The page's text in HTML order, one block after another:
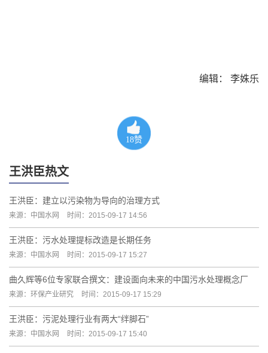
编辑： 李姝乐
18赞
王洪臣热文
王洪臣：建立以污染物为导向的治理方式
来源：中国水网 时间：2015-09-17 14:56
王洪臣：污水处理提标改造是长期任务
来源：中国水网 时间：2015-09-17 15:27
曲久辉等6位专家联合撰文：建设面向未来的中国污水处理概念厂
来源：环保产业研究 时间：2015-09-17 15:29
王洪臣：污泥处理行业有两大“绊脚石”
来源：中国水网 时间：2015-09-17 15:40